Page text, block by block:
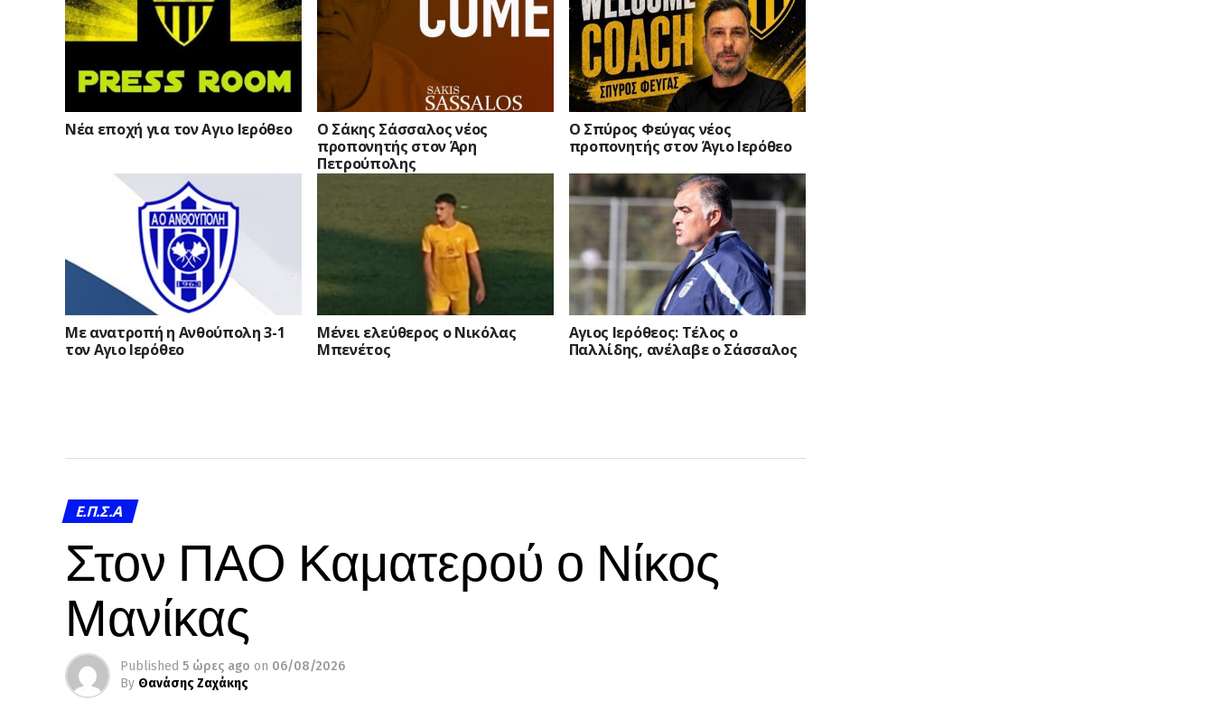
Νέα εποχή για τον Αγιο Ιερόθεο
Ο Σάκης Σάσσαλος νέος
προπονητής στον Άρη
Πετρούπολης
Ο Σπύρος Φεύγας νέος
προπονητής στον Άγιο Ιερόθεο
Με ανατροπή η Ανθούπολη 3-1
τον Αγιο Ιερόθεο
Μένει ελεύθερος ο Νικόλας
Μπενέτος
Αγιος Ιερόθεος: Τέλος ο
Παλλίδης, ανέλαβε ο Σάσσαλος
Ε.Π.Σ.Α
Στον ΠΑΟ Καματερού ο Νίκος
Μανίκας
Published 5 ώρες ago on 06/08/2026
By Θανάσης Ζαχάκης